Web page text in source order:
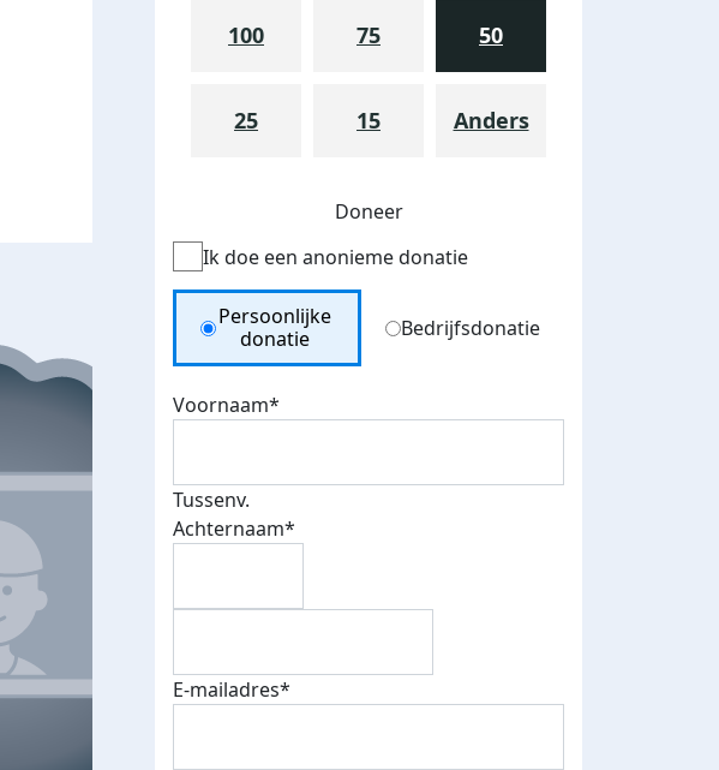
100 75 50
25 15 Anders
Doneer
Ik doe een anonieme donatie
Donation Type
Persoonlijke
donatie
Bedrijfsdonatie
Voornaam*
Tussenv.
Achternaam*
E-mailadres*